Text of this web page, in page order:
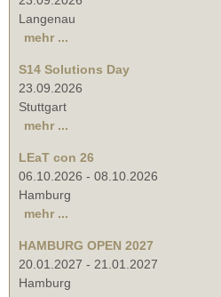
Langenau
mehr ...
S14 Solutions Day
23.09.2026
Stuttgart
mehr ...
LEaT con 26
06.10.2026 - 08.10.2026
Hamburg
mehr ...
HAMBURG OPEN 2027
20.01.2027 - 21.01.2027
Hamburg